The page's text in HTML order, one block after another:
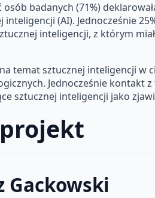
badanych (71%)
(AI). Jednocześnie
inteligencji, z którym
temat sztucznej inteligencji w
Jednocześnie kontakt
sztucznej inteligencji jako
Gackowski